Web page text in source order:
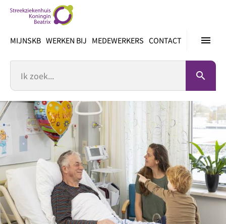
inhoud
menu
MIJNSKB WERKEN BIJ MEDEWERKERS CONTACT
search